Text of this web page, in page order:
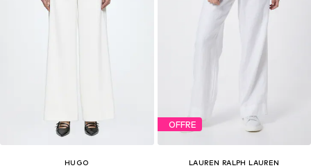
HUGO
OFFRE
LAUREN RALPH LAUREN